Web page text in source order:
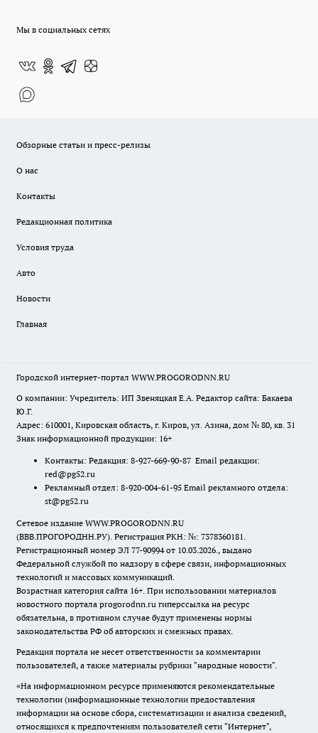
Мы в социальных сетях
Обзорные статьи и пресс-релизы
О нас
Контакты
Редакционная политика
Условия труда
Авто
Новости
Главная
Городской интернет-портал WWW.PROGORODNN.RU
О компании: Учредитель: ИП Звеняцкая Е.А. Редактор сайта: Бакаева
Ю.Г.
Адрес: 610001, Кировская область, г. Киров, ул. Азина, дом № 80, кв. 31
Знак информационной продукции: 16+
Контакты: Редакция: 8-927-669-90-87 Email редакции:
red@pg52.ru
Рекламный отдел: 8-920-004-61-95 Email рекламного отдела:
st@pg52.ru
Сетевое издание WWW.PROGORODNN.RU
(ВВВ.ПРОГОРОДНН.РУ). Регистрация РКН: №: 7378360181.
Регистрационный номер ЭЛ 77-90994 от 10.03.2026., выдано
Федеральной службой по надзору в сфере связи, информационных
технологий и массовых коммуникаций.
Возрастная категория сайта 16+. При использовании материалов
новостного портала progorodnn.ru гиперссылка на ресурс
обязательна, в противном случае будут применены нормы
законодательства РФ об авторских и смежных правах.
Редакция портала не несет ответственности за комментарии
пользователей, а также материалы рубрики "народные новости".
«На информационном ресурсе применяются рекомендательные
технологии (информационные технологии предоставления
информации на основе сбора, систематизации и анализа сведений,
относящихся к предпочтениям пользователей сети "Интернет",